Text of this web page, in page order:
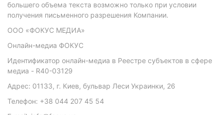
большего объема текста возможно только при условии
получения письменного разрешения Компании.
ООО «ФОКУС МЕДИА»
Онлайн-медиа ФОКУС
Идентификатор онлайн-медиа в Реестре субъектов в сфере
медиа - R40-03129
Адрес: 01133, г. Киев, бульвар Леси Украинки, 26
Телефон: +38 044 207 45 54